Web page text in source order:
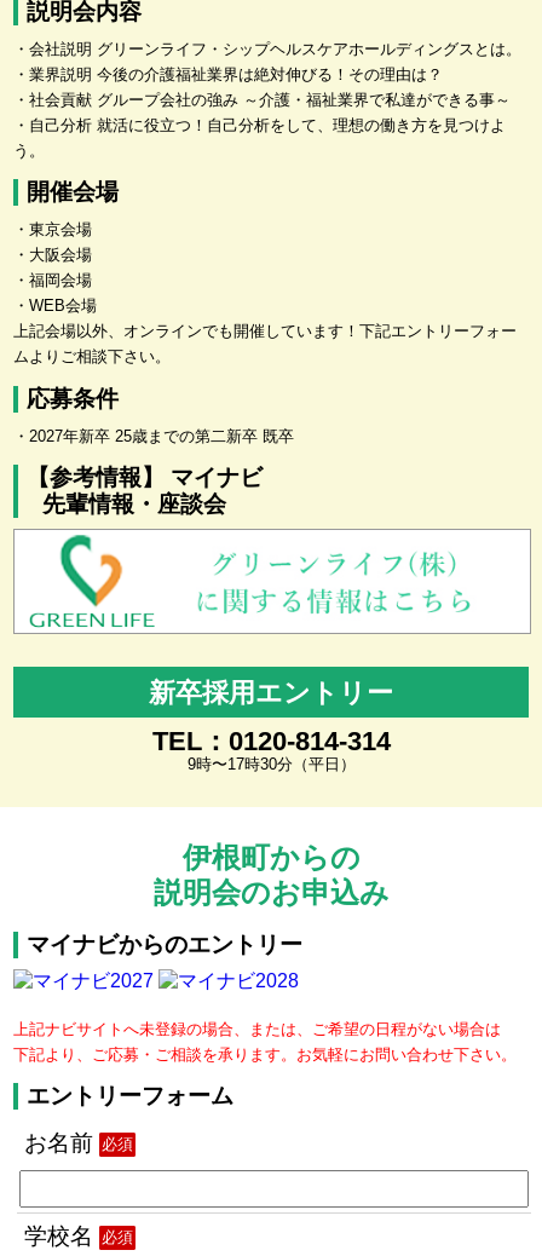
説明会内容
・会社説明 グリーンライフ・シップヘルスケアホールディングスとは。
・業界説明 今後の介護福祉業界は絶対伸びる！その理由は？
・社会貢献 グループ会社の強み ～介護・福祉業界で私達ができる事～
・自己分析 就活に役立つ！自己分析をして、理想の働き方を見つけよ
う。
開催会場
・東京会場
・大阪会場
・福岡会場
・WEB会場
上記会場以外、オンラインでも開催しています！下記エントリーフォー
ムよりご相談下さい。
応募条件
・2027年新卒 25歳までの第二新卒 既卒
【参考情報】 マイナビ
先輩情報・座談会
新卒採用エントリー
TEL：0120-814-314
9時〜17時30分（平日）
伊根町からの
説明会のお申込み
マイナビからのエントリー
上記ナビサイトへ未登録の場合、または、ご希望の日程がない場合は
下記より、ご応募・ご相談を承ります。お気軽にお問い合わせ下さい。
エントリーフォーム
お名前 必須
学校名 必須